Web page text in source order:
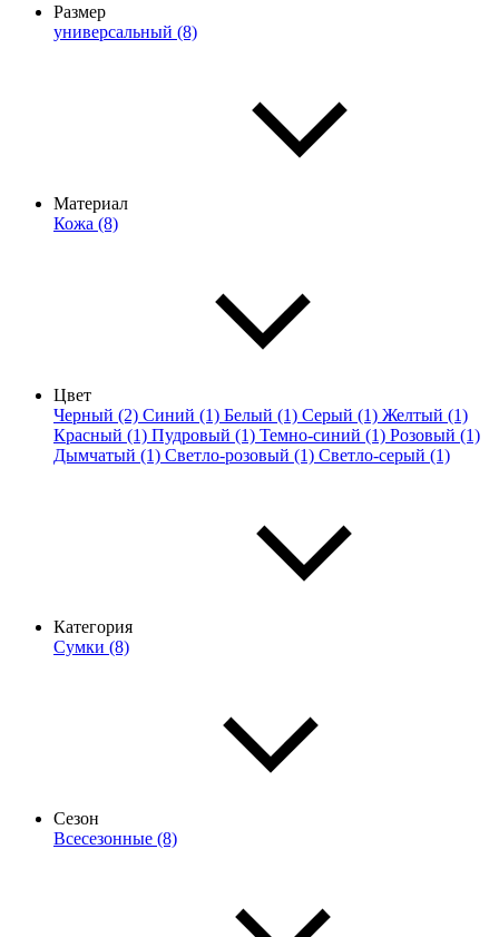
Размер
универсальный (8)
Материал
Кожа (8)
Цвет
Черный (2) Синий (1) Белый (1) Серый (1) Желтый (1)
Красный (1) Пудровый (1) Темно-синий (1) Розовый (1)
Дымчатый (1) Светло-розовый (1) Светло-серый (1)
Категория
Сумки (8)
Сезон
Всесезонные (8)